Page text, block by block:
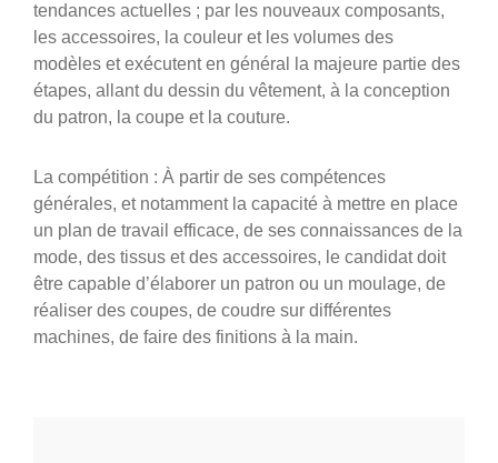
tendances actuelles ; par les nouveaux composants,
les accessoires, la couleur et les volumes des
modèles et exécutent en général la majeure partie des
étapes, allant du dessin du vêtement, à la conception
du patron, la coupe et la couture.
La compétition : À partir de ses compétences
générales, et notamment la capacité à mettre en place
un plan de travail efficace, de ses connaissances de la
mode, des tissus et des accessoires, le candidat doit
être capable d’élaborer un patron ou un moulage, de
réaliser des coupes, de coudre sur différentes
machines, de faire des finitions à la main.